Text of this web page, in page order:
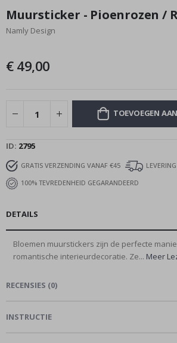
het
begin
afbeeldingen-
Muursticker - Pioenrozen /
Namly Design
€ 49,00
TOEVOEGEN
ID 2795
GRATIS VERZENDING VANAF €45
100% TEVREDENHEID GEGARANDEERD
DETAILS
Bloemen muurstickers zijn de perfecte
romantische interieurdecoratie. Ze... Meer
RECENSIES (0)
INSTRUCTIE